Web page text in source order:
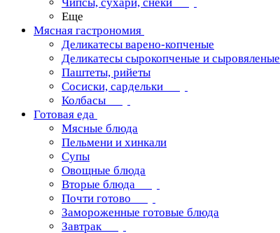
Еще
Мясная гастрономия
Деликатесы варено-копченые
Деликатесы сырокопченые и сыровяленые
Паштеты, рийеты
Сосиски, сардельки
Колбасы
Готовая еда
Мясные блюда
Пельмени и хинкали
Супы
Овощные блюда
Вторые блюда
Почти готово
Замороженные готовые блюда
Завтрак